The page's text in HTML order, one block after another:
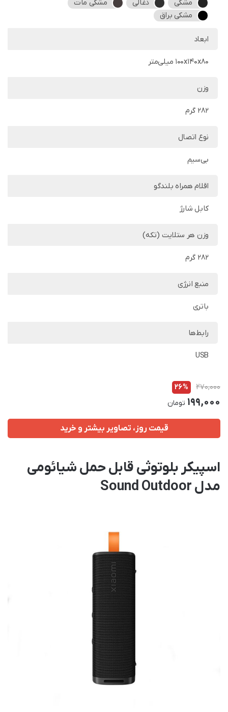
مشکی ذغالی
مشکی مات
مشکی براق
ابعاد
100x140x80 میلی‌متر
وزن
282 گرم
نوع اتصال
بی‌سیم
اقلام همراه بلندگو
کابل شارژ
وزن هر ستلایت (تکه)
282 گرم
منبع انرژی
باتری
رابط‌ها
USB
270,000
26%
199,000 تومان
قیمت روز، تصاویر بیشتر و خرید
اسپیکر بلوتوثی قابل حمل شیائومی
مدل Sound Outdoor